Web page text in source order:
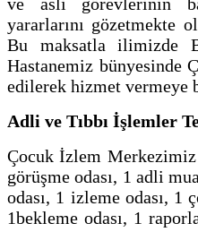
yararlarını gözetmekte
Bu maksatla ilimizde
Hastanemiz bünyesinde
edilerek hizmet vermeye
Adli ve Tıbbı İşlemler
Çocuk İzlem
görüşme odası, 1 adli
odası, 1 izleme odası, 1
1bekleme odası, 1